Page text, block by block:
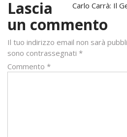
Carlo Carrà: Il
Lascia
un commento
Il tuo indirizzo email non sarà
sono contrassegnati *
Commento *